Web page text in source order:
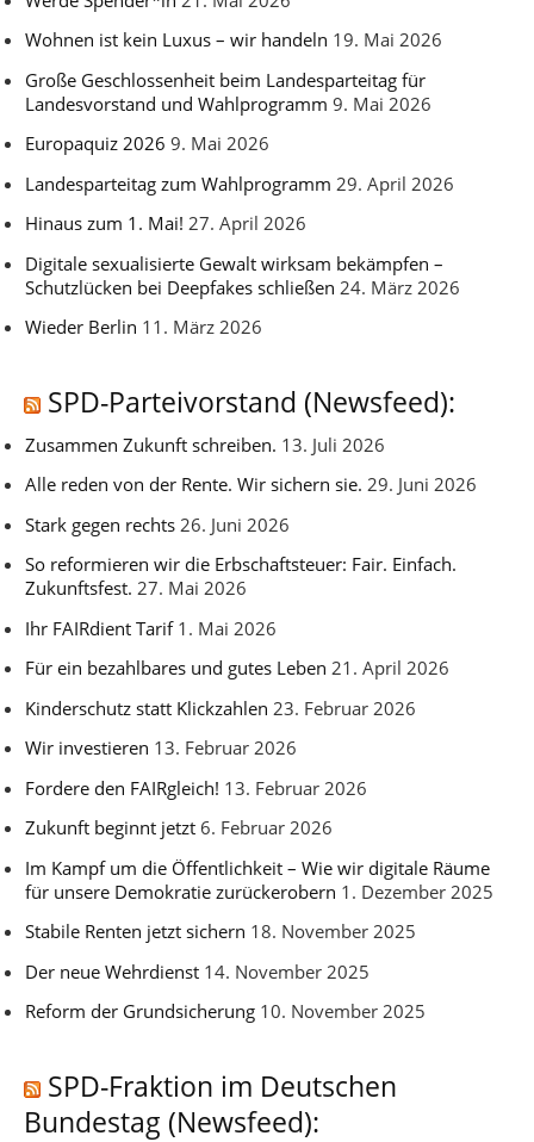
Wohnen ist kein Luxus – wir handeln 19. Mai 2026
Große Geschlossenheit beim Landesparteitag für
Landesvorstand und Wahlprogramm 9. Mai 2026
Europaquiz 2026 9. Mai 2026
Landesparteitag zum Wahlprogramm 29. April 2026
Hinaus zum 1. Mai! 27. April 2026
Digitale sexualisierte Gewalt wirksam bekämpfen –
Schutzlücken bei Deepfakes schließen 24. März 2026
Wieder Berlin 11. März 2026
SPD-Parteivorstand (Newsfeed):
Zusammen Zukunft schreiben. 13. Juli 2026
Alle reden von der Rente. Wir sichern sie. 29. Juni 2026
Stark gegen rechts 26. Juni 2026
So reformieren wir die Erbschaftsteuer: Fair. Einfach.
Zukunftsfest. 27. Mai 2026
Ihr FAIRdient Tarif 1. Mai 2026
Für ein bezahlbares und gutes Leben 21. April 2026
Kinderschutz statt Klickzahlen 23. Februar 2026
Wir investieren 13. Februar 2026
Fordere den FAIRgleich! 13. Februar 2026
Zukunft beginnt jetzt 6. Februar 2026
Im Kampf um die Öffentlichkeit – Wie wir digitale Räume
für unsere Demokratie zurückerobern 1. Dezember 2025
Stabile Renten jetzt sichern 18. November 2025
Der neue Wehrdienst 14. November 2025
Reform der Grundsicherung 10. November 2025
SPD-Fraktion im Deutschen
Bundestag (Newsfeed):